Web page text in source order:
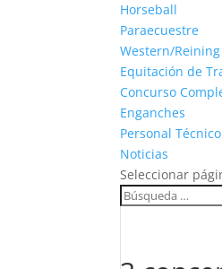
Horseball
Paraecuestre
Western/Reining
Equitación de
Concurso
Enganches
Personal Técnico
Noticias
Seleccionar